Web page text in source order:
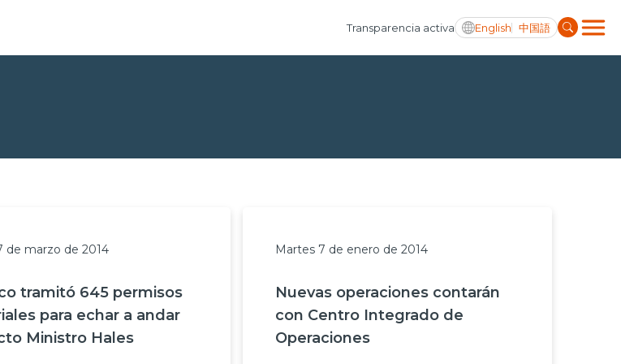
Transparencia activa English 中国語
de marzo de 2014
tramitó 645 permisos
para echar a andar
Ministro Hales
Martes 7 de enero de 2014
Nuevas operaciones contarán
con Centro Integrado de
Operaciones